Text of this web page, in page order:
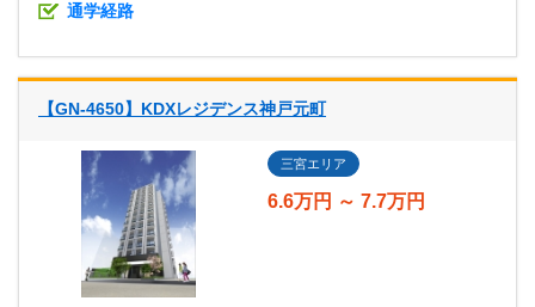
通学経路
【GN-4650】KDXレジデンス神戸元町
三宮エリア
6.6万円 ～ 7.7万円